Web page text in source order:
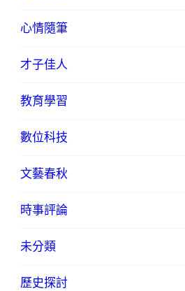
心情隨筆
才子佳人
教育學習
數位科技
文藝春秋
時事評論
未分類
歷史探討